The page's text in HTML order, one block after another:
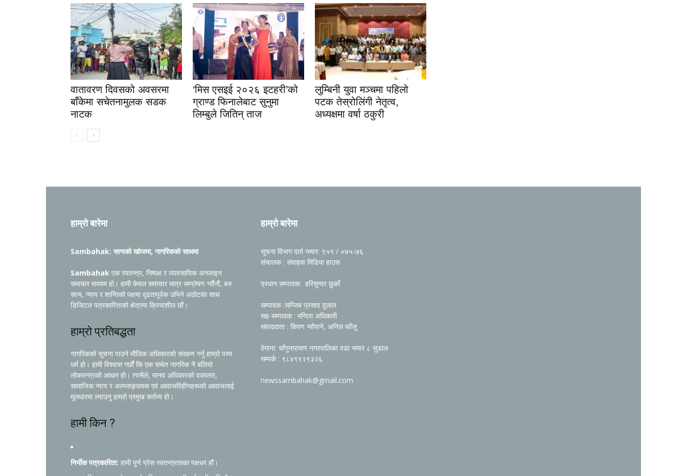
वातावरण दिवसको अवसरमा
बाँकेमा सचेतनामुलक सडक
नाटक
‘मिस एसइई २०२६ इटहरी’को
ग्राण्ड फिनालेबाट सुनुमा
लिम्बुले जितिन् ताज
लुम्बिनी युवा मञ्चमा पहिलो
पटक तेस्रोलिंगी नेतृत्व,
अध्यक्षमा वर्षा ठकुरी
हाम्रो बारेमा
Sambahak: सत्यको खोजमा, नागरिकको साथमा
Sambahak एक स्वतन्त्र, निष्पक्ष र व्यावसायिक अनलाइन
समाचार माध्यम हो। हामी केवल समाचार मात्र सम्प्रेषण गर्दैनौं, बरु
सत्य, न्याय र शान्तिको पक्षमा दृढतापूर्वक उभिने अठोटका साथ
डिजिटल पत्रकारिताको क्षेत्रमा क्रियाशील छौं।
हाम्रो प्रतिबद्धता
नागरिकको सूचना पाउने मौलिक अधिकारको संरक्षण गर्नु हाम्रो परम
धर्म हो। हामी विश्वास गर्छौं कि एक सचेत नागरिक नै बलियो
लोकतन्त्रको आधार हो। त्यसैले, मानव अधिकारको वकालत,
सामाजिक न्याय र अल्पसङ्ख्यक एवं आवाजविहीनहरूको आवाजलाई
मूलधारमा ल्याउनु हाम्रो प्रमुख कर्तव्य हो।
हामी किन ?
निर्भीक पत्रकारिता: हामी पूर्ण प्रेस स्वतन्त्रताका पक्षधर हौं।
हाम्रो बारेमा
सूचना विभाग दर्ता नम्वर: ९५१ / ०७५-७६
संचालक : संवाहक मिडिया हाउस
प्रधान सम्पादक: हरिसुन्दर छुकाँ
सम्पादक :सन्जिब प्रसाद दुलाल
सह-सम्पादक : मन्दिरा अधिकारी
संवाददाता : किरण न्यौपाने, अनिल फोँजू
ठेगाना: चाँगुनारायण नगरपालिका वडा नम्वर ८ सुडाल
सम्पर्क : ९८४९९२९३२६
newssambahak@gmail.com